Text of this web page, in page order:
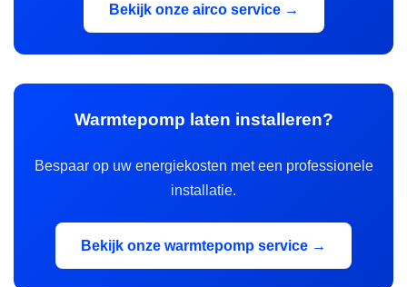
Bekijk onze airco service →
Warmtepomp laten installeren?
Bespaar op uw energiekosten met een professionele
installatie.
Bekijk onze warmtepomp service →